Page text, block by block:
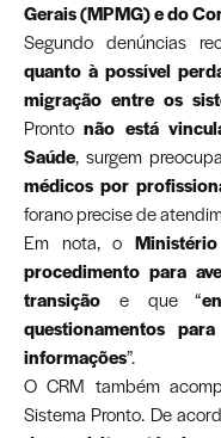
Gerais (MPMG) e do
Segundo denúncias
quanto à possível
migração entre os
Prontonão está
Saúde, surgem
médicos por
forano precise de
Em nota, o
procedimento para
transição e que “
questionamentos
informações”.
O CRM também
Sistema Pronto. De